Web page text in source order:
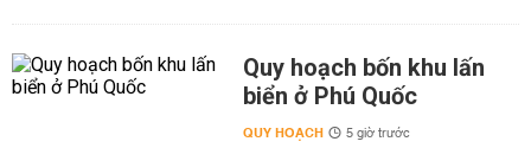
Quy hoạch bốn khu lấn
biển ở Phú Quốc
QUY HOẠCH 5 giờ trước